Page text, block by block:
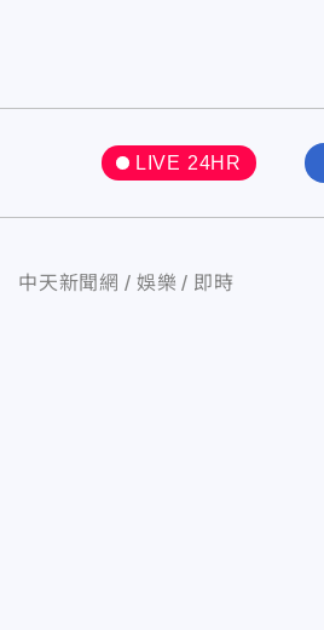
LIVE 24HR
中天新聞網 娛樂 即時